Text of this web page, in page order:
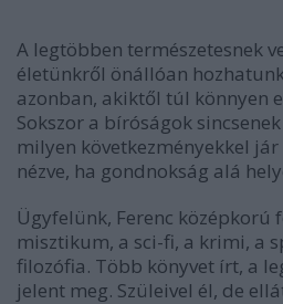
A legtöbben természetesnek
életünkről önállóan
azonban, akiktől túl könnyen
Sokszor a bíróságok
milyen következményekkel
nézve, ha gondnokság alá
Ügyfelünk, Ferenc középkorú
misztikum, a sci-fi, a krimi, a
filozófia. Több könyvet írt, a
jelent meg. Szüleivel él, de